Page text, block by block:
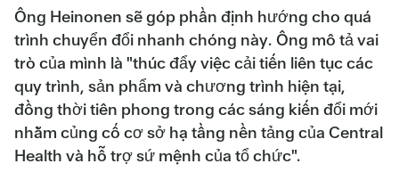
Ông Heinonen sẽ góp phần định hướng cho quá
trình chuyển đổi nhanh chóng này. Ông mô tả vai
trò của mình là "thúc đẩy việc cải tiến liên tục các
quy trình, sản phẩm và chương trình hiện tại,
đồng thời tiên phong trong các sáng kiến đổi mới
nhằm củng cố cơ sở hạ tầng nền tảng của Central
Health và hỗ trợ sứ mệnh của tổ chức".